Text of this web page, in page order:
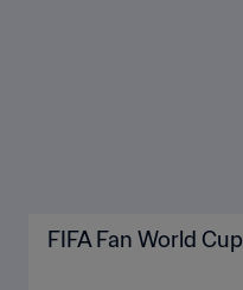
FIFA Fan World Cup